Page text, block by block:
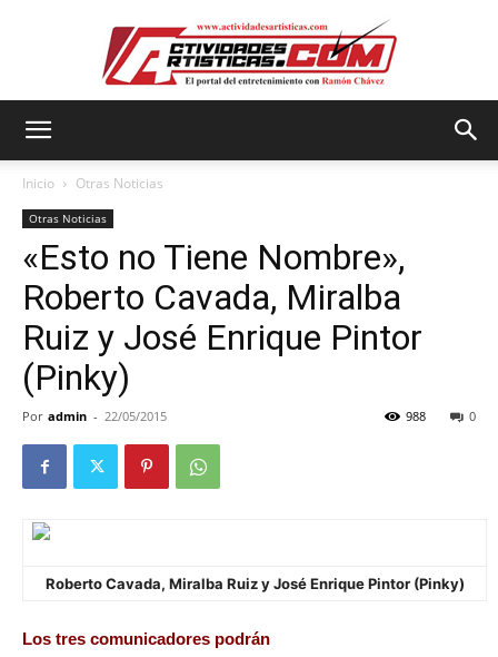
Inicio Otras Noticias
Otras Noticias
«Esto no Tiene Nombre»,
Roberto Cavada, Miralba
Ruiz y José Enrique Pintor
(Pinky)
Por admin - 22/05/2015 0
988
Roberto Cavada, Miralba Ruiz y José Enrique Pintor (Pinky)
Los tres comunicadores podrán